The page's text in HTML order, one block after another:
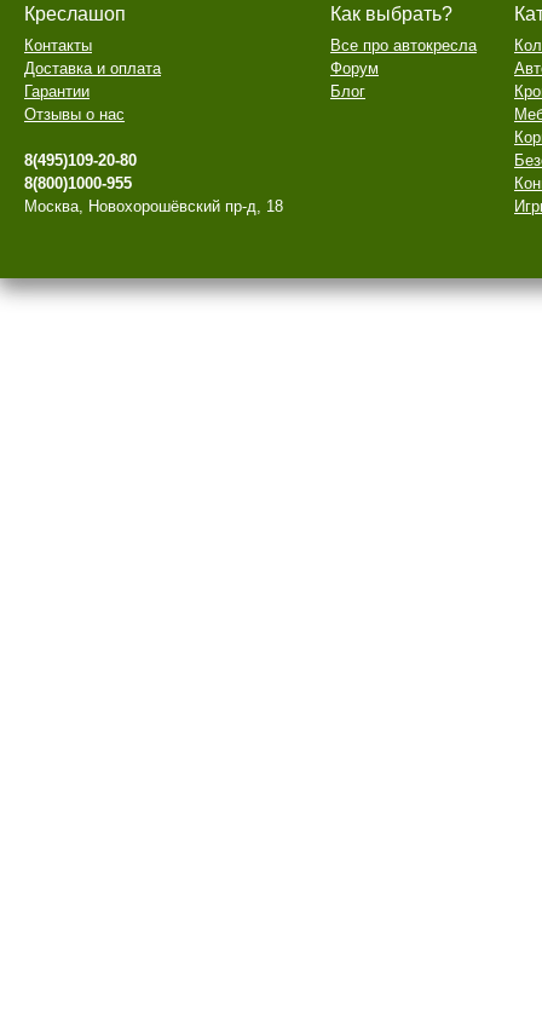
Креслашоп
Контакты
Доставка и оплата
Гарантии
Отзывы о нас
8(495)109-20-80
8(800)1000-955
Москва, Новохорошёвский пр-д, 18
Как выбрать?
Все про автокресла
Форум
Блог